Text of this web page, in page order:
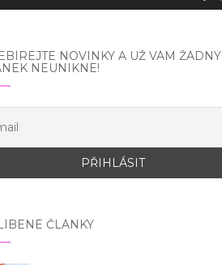
NOVINKY A UŽ VÁM ŽÁDNÝ
NEUNIKNE!
ČLÁNKY